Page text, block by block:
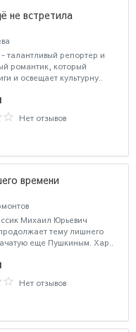
не встретила
талантливый репортер и
романтик, который
и освещает культурну..
Нет отзывов
времени
Михаил Юрьевич
тему лишнего
еще Пушкиным. Хар..
Нет отзывов